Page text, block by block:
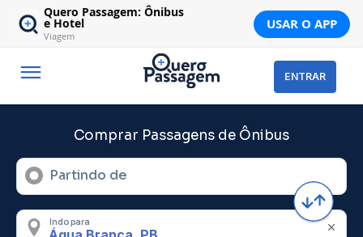
Quero Passagem: Ônibus
e Hotel
Viagem
USAR O APP
ENTRAR
Comprar Passagens de Ônibus
Partindo de
Indo para